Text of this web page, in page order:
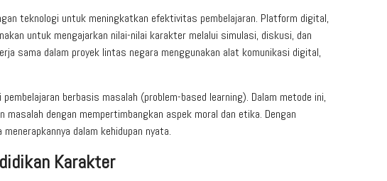
teknologi untuk meningkatkan efektivitas pembelajaran. Platform digital,
untuk mengajarkan nilai-nilai karakter melalui simulasi, diskusi, dan
sama dalam proyek lintas negara menggunakan alat komunikasi digital,
berbasis masalah (problem-based learning). Dalam metode ini,
dengan mempertimbangkan aspek moral dan etika. Dengan
dalam kehidupan nyata.
Karakter